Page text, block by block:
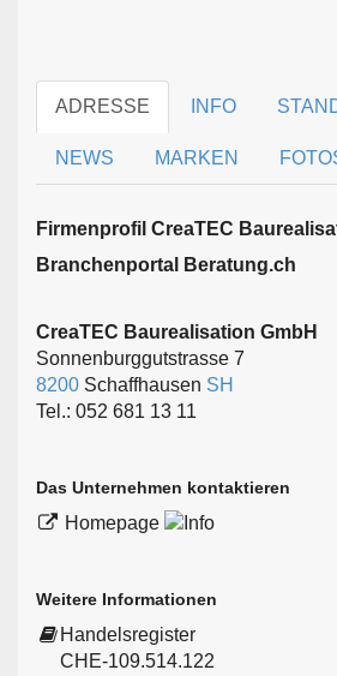
ADRESSE INFO
NEWS MARKEN
Firmen­profil CreaTEC
Branchen­portal Beratung.ch
CreaTEC Baurealisation GmbH
Sonnenburggutstrasse 7
8200 Schaffhausen SH
Tel.: 052 681 13 11
Das Unternehmen kontaktieren
Homepage
Weitere Informationen
Handelsregister
CHE-109.514.122